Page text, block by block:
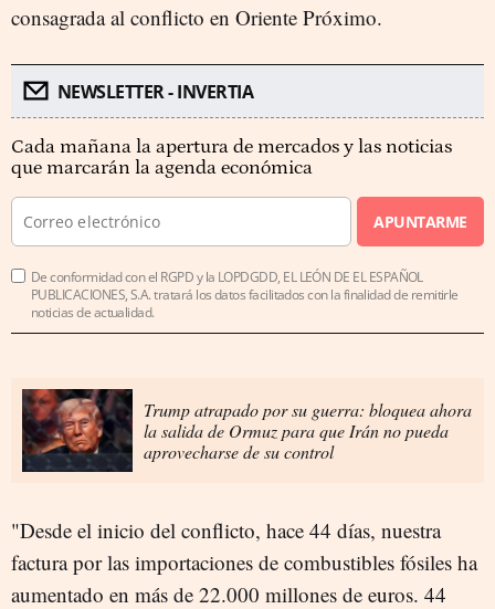
consagrada al conflicto en Oriente Próximo.
NEWSLETTER - INVERTIA
Cada mañana la apertura de mercados y las noticias
que marcarán la agenda económica
APUNTARME
De conformidad con el RGPD y la LOPDGDD, EL LEÓN DE EL ESPAÑOL
PUBLICACIONES, S.A. tratará los datos facilitados con la finalidad de remitirle
noticias de actualidad.
Trump atrapado por su guerra: bloquea ahora
la salida de Ormuz para que Irán no pueda
aprovecharse de su control
"Desde el inicio del conflicto, hace 44 días, nuestra
factura por las importaciones de combustibles fósiles ha
aumentado en más de 22.000 millones de euros. 44